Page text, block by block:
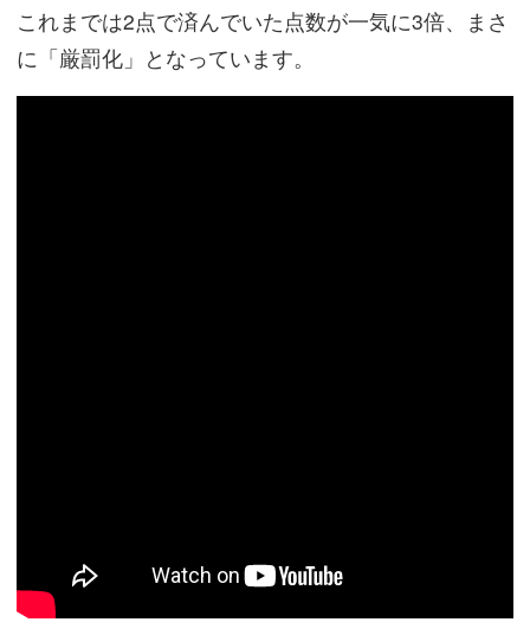
これまでは2点で済んでいた点数が一気に3倍、まさ
に「厳罰化」となっています。